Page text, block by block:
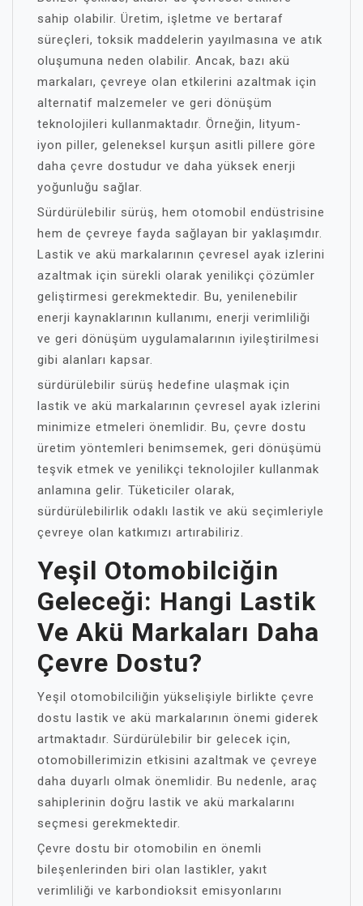
sahip olabilir. Üretim, işletme ve bertaraf
süreçleri, toksik maddelerin yayılmasına ve atık
oluşumuna neden olabilir. Ancak, bazı akü
markaları, çevreye olan etkilerini azaltmak için
alternatif malzemeler ve geri dönüşüm
teknolojileri kullanmaktadır. Örneğin, lityum-
iyon piller, geleneksel kurşun asitli pillere göre
daha çevre dostudur ve daha yüksek enerji
yoğunluğu sağlar.
Sürdürülebilir sürüş, hem otomobil endüstrisine
hem de çevreye fayda sağlayan bir yaklaşımdır.
Lastik ve akü markalarının çevresel ayak izlerini
azaltmak için sürekli olarak yenilikçi çözümler
geliştirmesi gerekmektedir. Bu, yenilenebilir
enerji kaynaklarının kullanımı, enerji verimliliği
ve geri dönüşüm uygulamalarının iyileştirilmesi
gibi alanları kapsar.
sürdürülebilir sürüş hedefine ulaşmak için
lastik ve akü markalarının çevresel ayak izlerini
minimize etmeleri önemlidir. Bu, çevre dostu
üretim yöntemleri benimsemek, geri dönüşümü
teşvik etmek ve yenilikçi teknolojiler kullanmak
anlamına gelir. Tüketiciler olarak,
sürdürülebilirlik odaklı lastik ve akü seçimleriyle
çevreye olan katkımızı artırabiliriz.
Yeşil Otomobilciğin
Geleceği: Hangi Lastik
Ve Akü Markaları Daha
Çevre Dostu?
Yeşil otomobilciliğin yükselişiyle birlikte çevre
dostu lastik ve akü markalarının önemi giderek
artmaktadır. Sürdürülebilir bir gelecek için,
otomobillerimizin etkisini azaltmak ve çevreye
daha duyarlı olmak önemlidir. Bu nedenle, araç
sahiplerinin doğru lastik ve akü markalarını
seçmesi gerekmektedir.
Çevre dostu bir otomobilin en önemli
bileşenlerinden biri olan lastikler, yakıt
verimliliği ve karbondioksit emisyonlarını